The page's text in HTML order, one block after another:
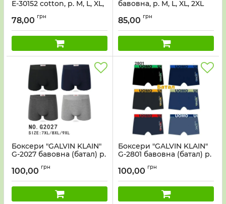
Е-30152 cotton, р. M, L, XL,
78,00 грн
бавовна, р. M, L, XL, 2XL
85,00 грн
Боксери "GALVIN KLAIN"
G-2027 бавовна (батал) р.
100,00 грн
Боксери "GALVIN KLAIN"
G-2801 бавовна (батал) р.
100,00 грн